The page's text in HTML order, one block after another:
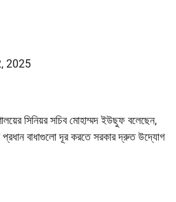
2025
সিনিয়র সচিব মোহাম্মদ ইউছুফ বলেছেন,
প্রধান বাধাগুলো দূর করতে সরকার দ্রুত উদ্যোগ